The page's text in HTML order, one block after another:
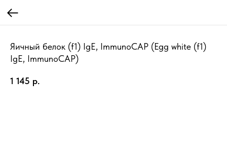
Яичный белок (f1) IgE, ImmunoCAP (Egg white (f1)
IgE, ImmunoCAP)
1 145 р.